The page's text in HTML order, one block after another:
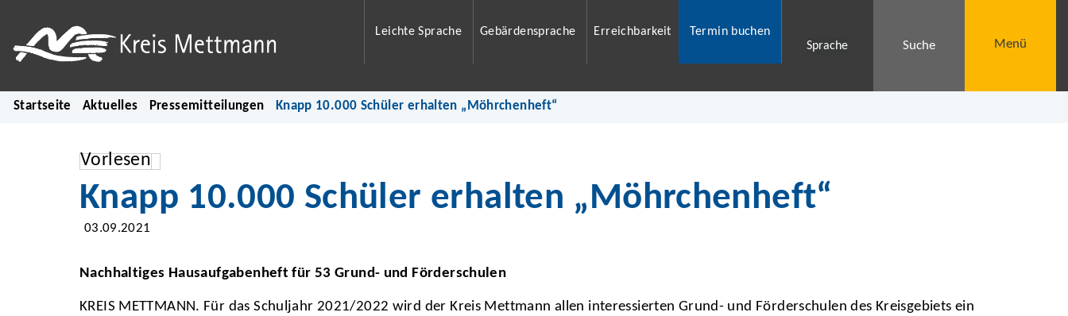
Leichte Sprache Gebärdensprache Erreichbarkeit
Termin buchen
Sprache
Suche Menü
Startseite Aktuelles Pressemitteilungen Knapp 10.000 Schüler erhalten „Möhrchenheft“
Vorlesen
Knapp 10.000 Schüler erhalten „Möhrchenheft“
03.09.2021
Nachhaltiges Hausaufgabenheft für 53 Grund- und Förderschulen
KREIS METTMANN. Für das Schuljahr 2021/2022 wird der Kreis Mettmann allen interessierten Grund- und Förderschulen des Kreisgebiets ein